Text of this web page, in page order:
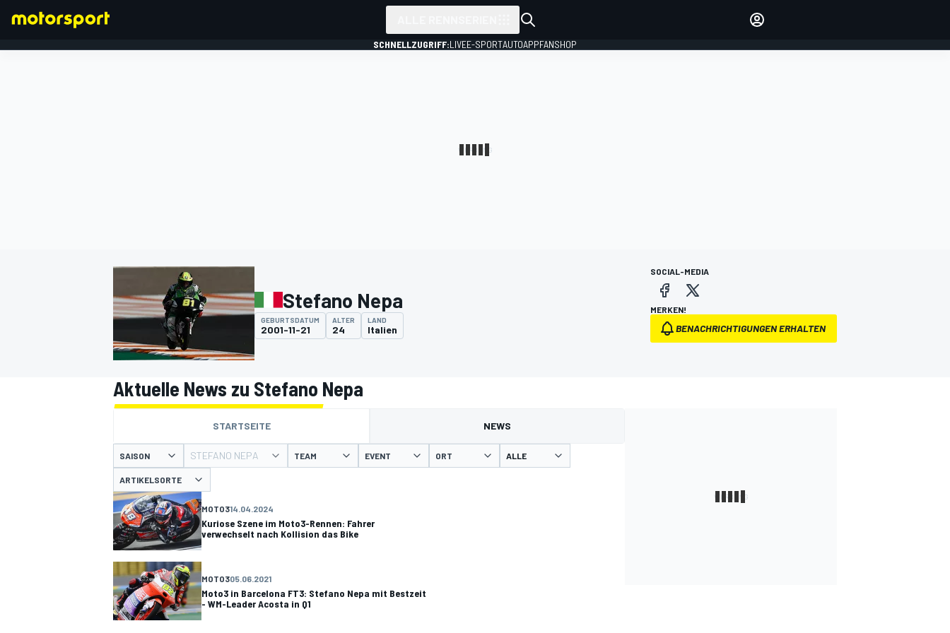
MOTOGP
EINLOGGEN
SCHNELLZUGRIFF:LIVEE-SPORTAUTOAPPFANSHOP
Stefano Nepa
GEBURTSDATUM
2001-11-21
ALTER
24
LAND
Italien
SOCIAL-MEDIA
MERKEN!
BENACHRICHTIGUNGEN ERHALTEN
Aktuelle News zu Stefano Nepa
STARTSEITE NEWS
SAISON STEFANO NEPA TEAM EVENT ORT
ARTIKELSORTE
MOTO314.04.2024
Kuriose Szene im Moto3-Rennen: Fahrer
verwechselt nach Kollision das Bike
MOTO305.06.2021
Moto3 in Barcelona FT3: Stefano Nepa mit Bestzeit
- WM-Leader Acosta in Q1